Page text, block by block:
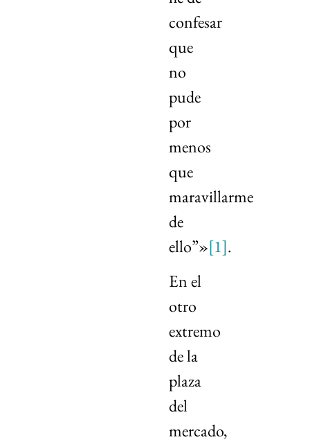
confesar
que
no
pude
por
menos
que
maravillarme
de
ello”»[1].
En el
otro
extremo
de la
plaza
del
mercado,